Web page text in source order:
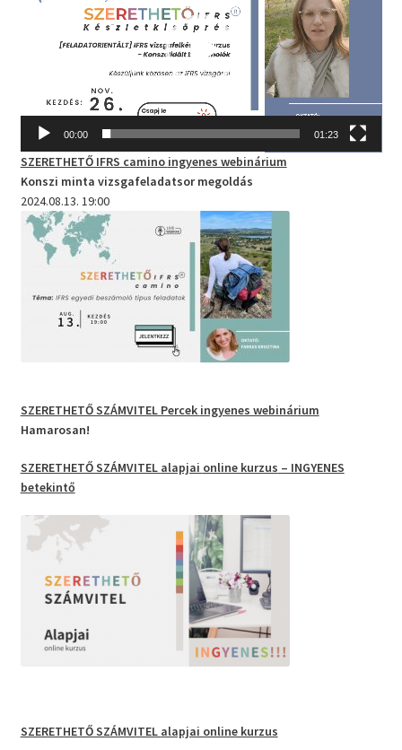
00:00 01:23
SZERETHETŐ IFRS camino ingyenes webinárium
Konszi minta vizsgafeladatsor megoldás
2024.08.13. 19:00
SZERETHETŐ SZÁMVITEL Percek ingyenes webinárium
Hamarosan!
SZERETHETŐ SZÁMVITEL alapjai online kurzus – INGYENES
betekintő
SZERETHETŐ SZÁMVITEL alapjai online kurzus